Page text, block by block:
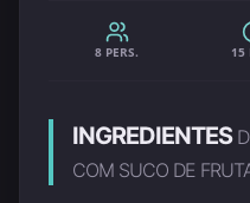
8 PERS. 15
INGREDIENTES
COM SUCO DE